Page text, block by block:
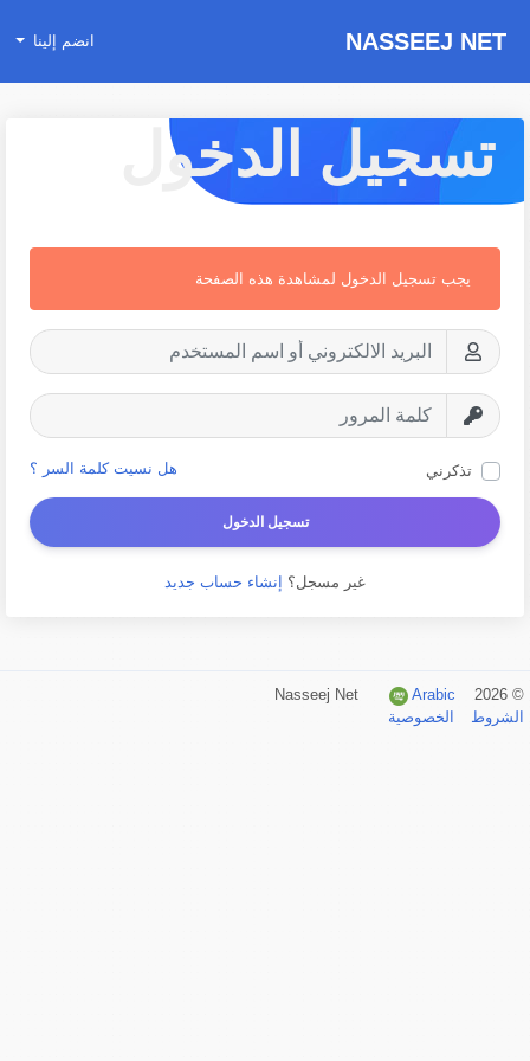
NASSEEJ NET انضم إلينا
تسجيل الدخول
يجب تسجيل الدخول لمشاهدة هذه الصفحة
تذكرني هل نسيت كلمة السر ؟
تسجيل الدخول
غير مسجل؟ إنشاء حساب جديد
© 2026 Nasseej Net
Arabic
الشروط
الخصوصية